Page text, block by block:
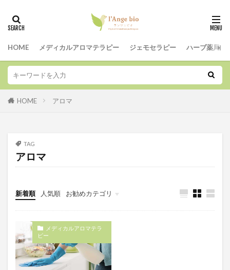
HOME メディカルアロマテラピー ジェモセラピー ハーブ薬局
HOME アロマ
TAG
アロマ
新着順 人気順 お勧めカテゴリ
未分類
メディカルアロマテラ
ピー
アイブライト リウマチ 雨期
関節炎
蚊除けアロマ
カシス
アレルギー性鼻炎
ジェモセラピー
ジェモレメディ
フランス式
プロポリス
ペット
マルラオイル
鼻咽頭炎
検索